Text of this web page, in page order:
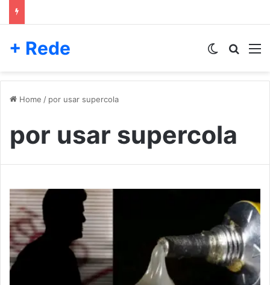
+ Rede Switch skin
Home / por usar supercola
por usar supercola